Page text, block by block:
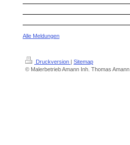
Alle Meldungen
Druckversion | Sitemap
© Malerbetrieb Amann Inh. Thomas Amann